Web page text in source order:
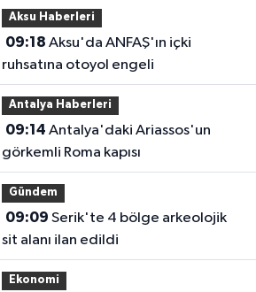
Aksu Haberleri
09:18
ruhsatına otoyol engeli
Antalya Haberleri
09:14
görkemli Roma kapısı
Gündem
09:09
sit alanı ilan edildi
Ekonomi